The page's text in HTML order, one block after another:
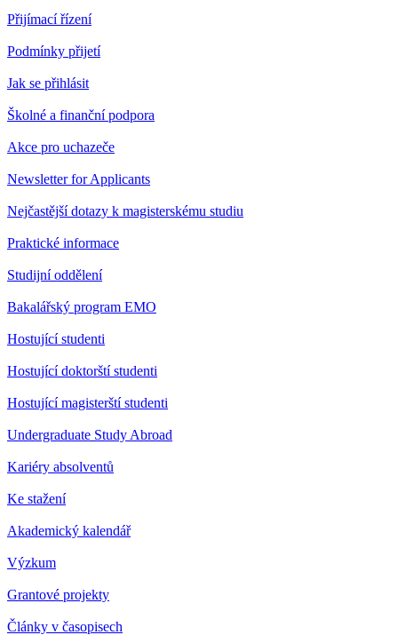
Přijímací řízení
Podmínky přijetí
Jak se přihlásit
Školné a finanční podpora
Akce pro uchazeče
Newsletter for Applicants
Nejčastější dotazy k magisterskému studiu
Praktické informace
Studijní oddělení
Bakalářský program EMO
Hostující studenti
Hostující doktorští studenti
Hostující magisterští studenti
Undergraduate Study Abroad
Kariéry absolventů
Ke stažení
Akademický kalendář
Výzkum
Grantové projekty
Články v časopisech